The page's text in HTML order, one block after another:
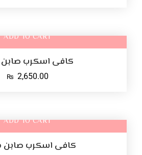
ADD TO CART
کافی اسکرب
₨ 2,650.00
ADD TO CART
کافی اسکرب صابن